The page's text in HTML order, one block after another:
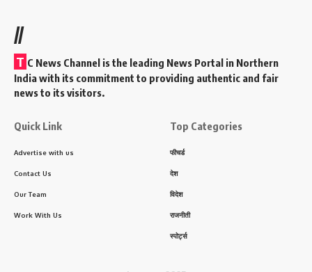
//
T C News Channel is the leading News Portal in Northern
India with its commitment to providing authentic and fair
news to its visitors.
Quick Link
Advertise with us
Contact Us
Our Team
Work With Us
Top Categories
फीचर्ड
देश
विदेश
राजनीती
स्पोर्ट्स